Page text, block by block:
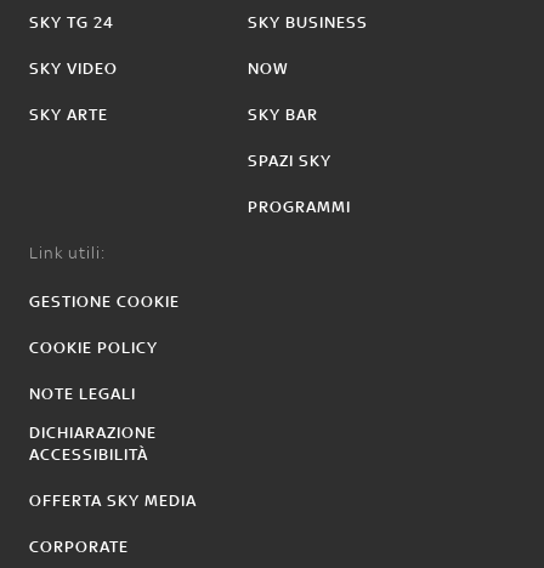
SKY TG 24
SKY VIDEO
SKY ARTE
SKY BUSINESS
NOW
SKY BAR
SPAZI SKY
PROGRAMMI
Link utili:
GESTIONE COOKIE
COOKIE POLICY
NOTE LEGALI
DICHIARAZIONE
ACCESSIBILITÀ
OFFERTA SKY MEDIA
CORPORATE